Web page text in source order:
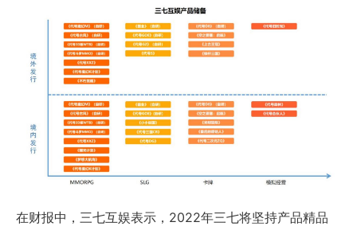
在财报中，三七互娱表示，2022年三七将坚持产品精品